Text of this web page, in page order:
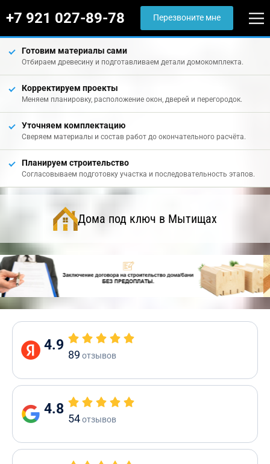
+7 921 027-89-78 Перезвоните мне
Готовим материалы сами
Отбираем древесину и подготавливаем детали домокомплекта.
Корректируем проекты
Меняем планировку, расположение окон, дверей и перегородок.
Уточняем комплектацию
Сверяем материалы и состав работ до окончательного расчёта.
Планируем строительство
Согласовываем подготовку участка и последовательность этапов.
Дома под ключ в Мытищах
4.9
89 отзывов
4.8
54отзывов